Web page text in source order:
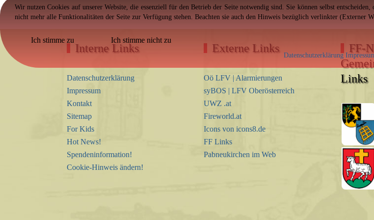
Interne Links
Datenschutzerklärung
Impressum
Kontakt
Sitemap
For Kids
Hot News!
Spendeninformation!
Cookie-Hinweis ändern!
Externe Links
Oö LFV | Alarmierungen
syBOS | LFV Oberösterreich
UWZ .at
Fireworld.at
Icons von icons8.de
FF Links
Pabneukirchen im Web
FF-
Links
Wir nutzen Cookies auf unserer Website, die essenziell für den Betrieb der Seite notwendig sind. Sie können selbst
nicht mehr alle Funktionalitäten der Seite zur Verfügung stehen. Beachten sie auch den Hinweis bezüglich verlinkter (Externer
Ich stimme zu Ich stimme nicht zu
Datenschutzerklärung